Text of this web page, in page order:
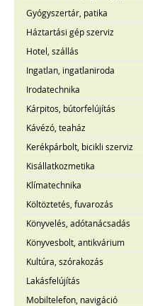
Gyógyszertár, patika
Háztartási gép szerviz
Hotel, szállás
Ingatlan, ingatlaniroda
Irodatechnika
Kárpitos, bútorfelújítás
Kávézó, teaház
Kerékpárbolt, bicikli szerviz
Kisállatkozmetika
Klímatechnika
Költöztetés, fuvarozás
Könyvelés, adótanácsadás
Könyvesbolt, antikvárium
Kultúra, szórakozás
Lakásfelújítás
Mobiltelefon, navigáció